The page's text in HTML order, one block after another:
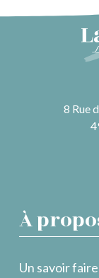
8 Rue
À
Un savoir